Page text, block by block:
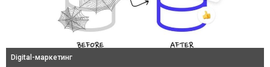
Digital-маркетинг